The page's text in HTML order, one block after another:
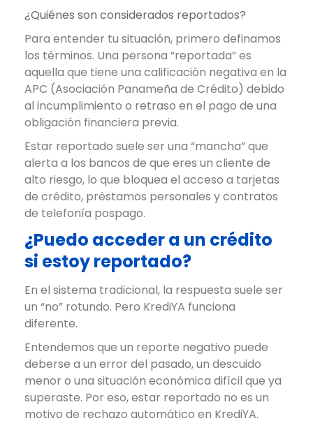
¿Quiénes son considerados reportados?
Para entender tu situación, primero definamos
los términos. Una persona “reportada” es
aquella que tiene una calificación negativa en la
APC (Asociación Panameña de Crédito) debido
al incumplimiento o retraso en el pago de una
obligación financiera previa.
Estar reportado suele ser una “mancha” que
alerta a los bancos de que eres un cliente de
alto riesgo, lo que bloquea el acceso a tarjetas
de crédito, préstamos personales y contratos
de telefonía pospago.
¿Puedo acceder a un crédito
si estoy reportado?
En el sistema tradicional, la respuesta suele ser
un “no” rotundo. Pero KrediYA funciona
diferente.
Entendemos que un reporte negativo puede
deberse a un error del pasado, un descuido
menor o una situación económica difícil que ya
superaste. Por eso, estar reportado no es un
motivo de rechazo automático en KrediYA.